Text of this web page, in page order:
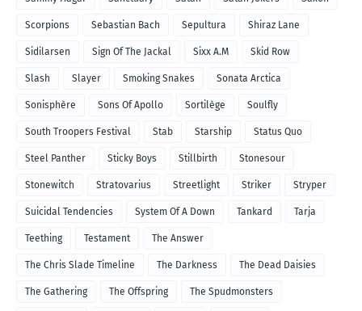
Scorpions Sebastian Bach Sepultura Shiraz Lane
Sidilarsen Sign Of The Jackal Sixx A.M Skid Row
Slash Slayer Smoking Snakes Sonata Arctica
Sonisphère Sons Of Apollo Sortilège Soulfly
South Troopers Festival Stab Starship Status Quo
Steel Panther Sticky Boys Stillbirth Stonesour
Stonewitch Stratovarius Streetlight Striker Stryper
Suicidal Tendencies System Of A Down Tankard Tarja
Teething Testament The Answer
The Chris Slade Timeline The Darkness The Dead Daisies
The Gathering The Offspring The Spudmonsters